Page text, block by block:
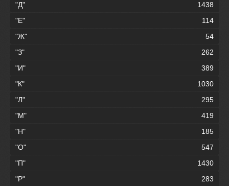
"Д"
1438
"Е"
114
"Ж"
54
"З"
262
"И"
389
"К"
1030
"Л"
295
"М"
419
"Н"
185
"О"
547
"П"
1430
"Р"
283